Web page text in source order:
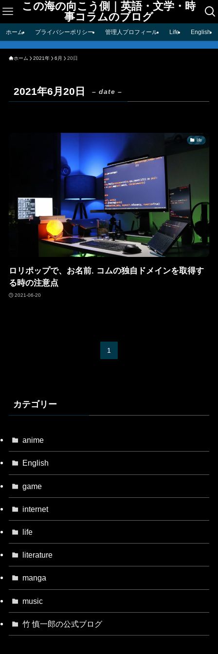
この海の向こう側｜英語・文学・時
事コラムのブログ
ホーム プライバシーポリシー 管理人プロフィール Life English
ホーム 2021年 6月 20日
2021年6月20日 – date –
life
ロリポップで、お名前. コムの独自ドメインを取得す
る時の注意点
2021-06-20
1
カテゴリー
anime
English
game
internet
life
literature
manga
music
竹 慎一郎の公式ブログ